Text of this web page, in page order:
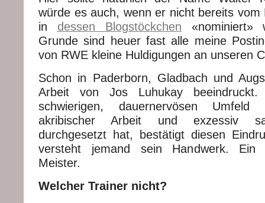
würde es auch, wenn er nicht bereits vom
in dessen Blogstöckchen «nominiert»
Grunde sind heuer fast alle meine
von RWE kleine Huldigungen an unseren
Schon in Paderborn, Gladbach und
Arbeit von Jos Luhukay
schwierigen, dauernervösen
akribischer Arbeit und exzessiv
durchgesetzt hat, bestätigt diesen
versteht jemand sein Handwerk. Ein
Meister.
Welcher Trainer nicht?